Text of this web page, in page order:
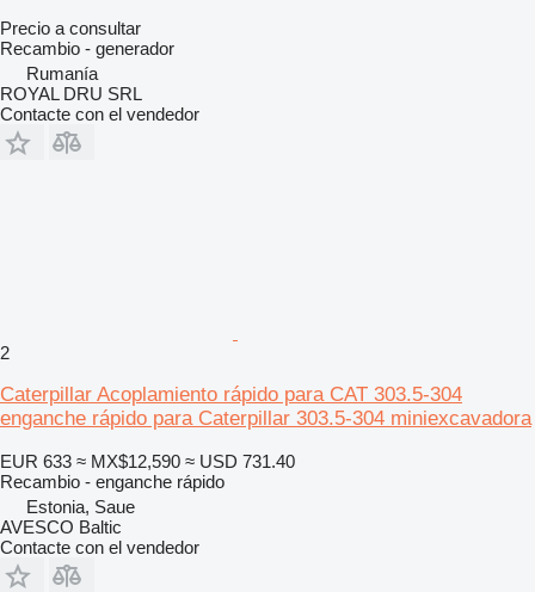
Precio a consultar
Recambio - generador
Rumanía
ROYAL DRU SRL
Contacte con el vendedor
2
Caterpillar Acoplamiento rápido para CAT 303.5-304
enganche rápido para Caterpillar 303.5-304 miniexcavadora
EUR 633 ≈ MX$12,590 ≈ USD 731.40
Recambio - enganche rápido
Estonia, Saue
AVESCO Baltic
Contacte con el vendedor